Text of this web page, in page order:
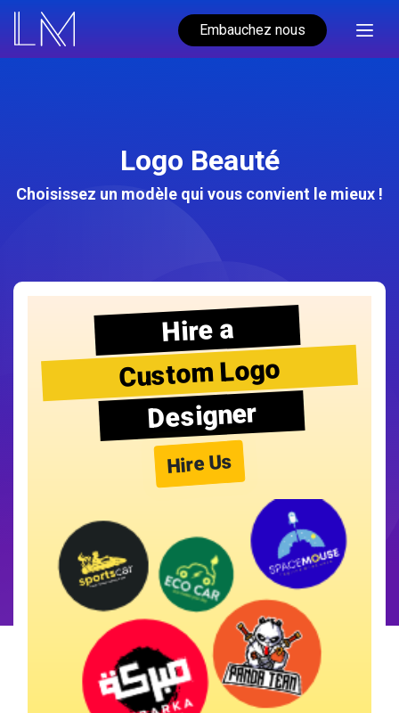
Embauchez nous
Logo Beauté
Choisissez un modèle qui vous convient le mieux !
Hire a
Custom Logo
Designer
Hire Us